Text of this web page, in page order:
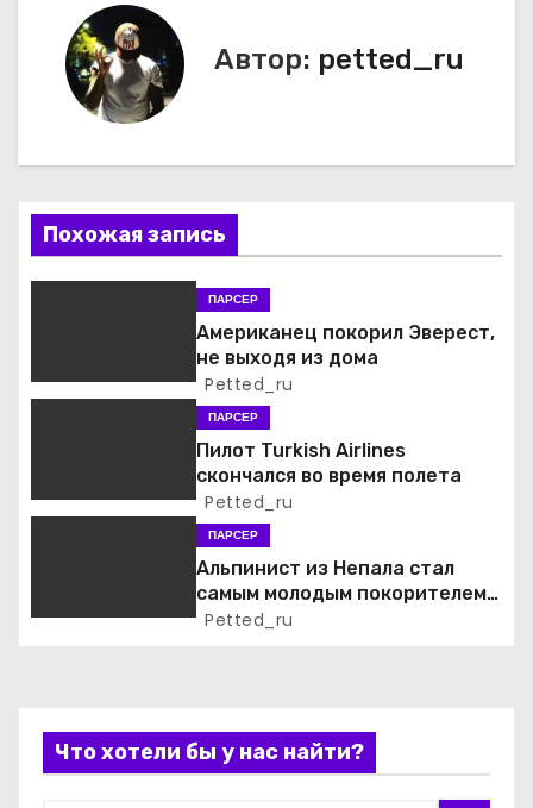
ц
и
я
з
п
с
Автор: petted_ru
Похожая запись
ПАРСЕР
Американец покорил Эверест,
не выходя из дома
Petted_ru
ПАРСЕР
Пилот Turkish Airlines
скончался во время полета
Petted_ru
ПАРСЕР
Альпинист из Непала стал
самым молодым покорителем
всех 14 высочайших вершин
Petted_ru
Что хотели бы у нас найти?